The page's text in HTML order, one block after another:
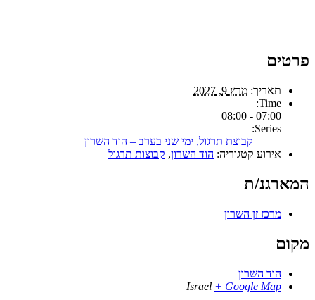
פרטים
תאריך: מרץ 9, 2027
Time:
07:00 - 08:00
Series:
קבוצת תרגול, ימי שני בערב – הוד השרון
אירוע קטגוריה: הוד השרון, קבוצות תרגול
המארגנ/ת
מרכז זן השרון
מקום
הוד השרון
Israel + Google Map